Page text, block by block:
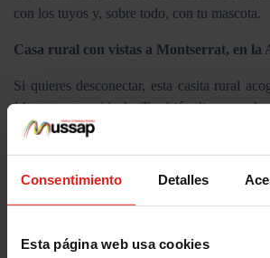
Consentimiento Detalles
Esta página web usa cookies
con los tuyos y, sobre todo, con tu mascota.
Casa rural con vistas a Montserrat, en la
Si quieres desconectar, esta casita rural
Montserrat, es ideal. ¡También dispones
tus mascotas podrán correr libres por un
Puedes pasear con tu perro por los caminos
Brava, por los bosques de los Pirineos